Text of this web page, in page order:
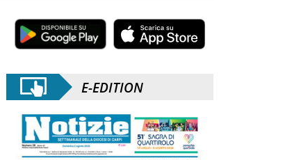
E-EDITION